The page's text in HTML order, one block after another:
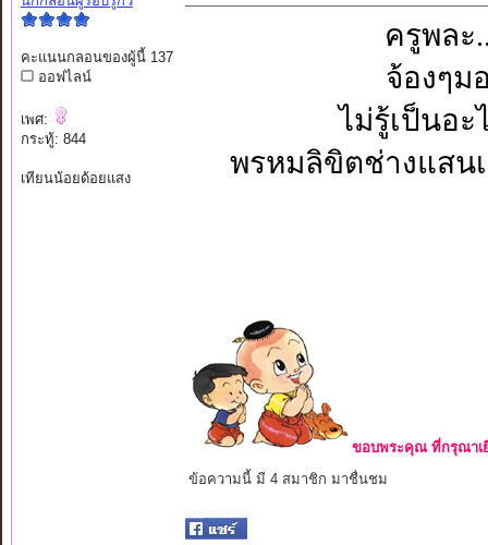
คะแนนกลอนของผู้นี้ 137
ออฟไลน์
เพศ:
กระทู้: 844
เทียนน้อยด้อยแสง
ครูพละ
จ้องๆม
ไม่รู้เป็นอะ
พรหมลิขิตช่างแสน
ขอบพระคุณ ที่กรุณาเ
ข้อความนี้ มี 4 สมาชิก มาชื่นชม